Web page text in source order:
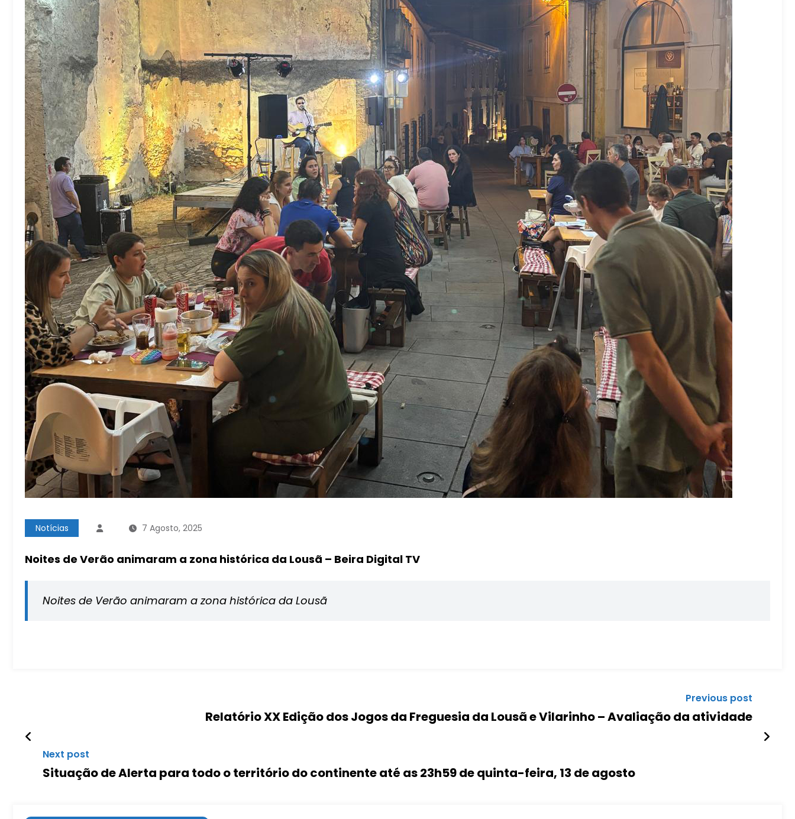
Notícias 7 Agosto, 2025
Noites de Verão animaram a zona histórica da Lousã – Beira Digital TV
Noites de Verão animaram a zona histórica da Lousã
Previous post
Relatório XX Edição dos Jogos da Freguesia da Lousã e Vilarinho – Avaliação da atividade
Next post
Situação de Alerta para todo o território do continente até as 23h59 de quinta-feira, 13 de agosto